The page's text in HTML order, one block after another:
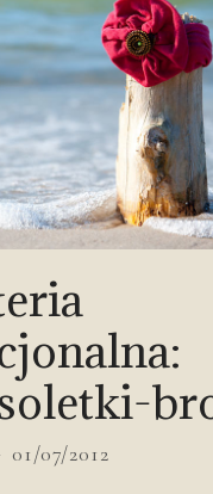
01/07/2012